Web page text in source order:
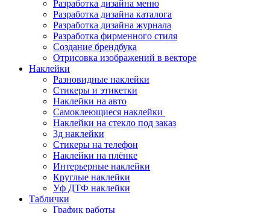
Разработка дизайна меню
Разработка дизайна каталога
Разработка дизайна журнала
Разработка фирменного стиля
Создание брендбука
Отрисовка изображений в векторе
Наклейки
Разновидные наклейки
Стикеры и этикетки
Наклейки на авто
Самоклеющиеся наклейки
Наклейки на стекло под заказ
3д наклейки
Cтикеры на телефон
Наклейки на плёнке
Интерьерные наклейки
Круглые наклейки
Уф ДТФ наклейки
Таблички
График работы